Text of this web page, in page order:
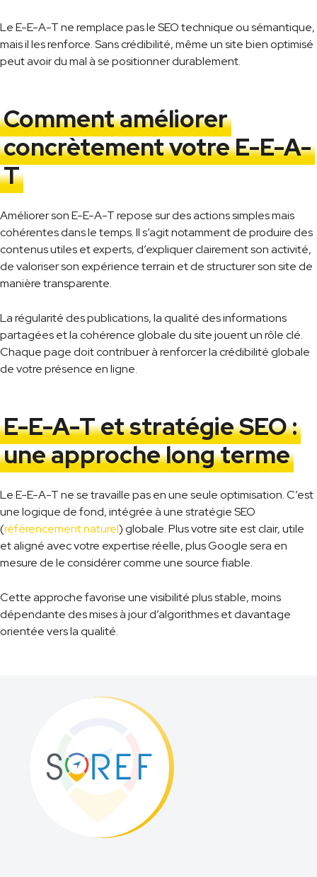
Le E-E-A-T ne remplace pas le SEO technique ou sémantique,
mais il les renforce. Sans crédibilité, même un site bien optimisé
peut avoir du mal à se positionner durablement.
Comment améliorer
concrètement votre E-E-A-
T
Améliorer son E-E-A-T repose sur des actions simples mais
cohérentes dans le temps. Il s’agit notamment de produire des
contenus utiles et experts, d’expliquer clairement son activité,
de valoriser son expérience terrain et de structurer son site de
manière transparente.
La régularité des publications, la qualité des informations
partagées et la cohérence globale du site jouent un rôle clé.
Chaque page doit contribuer à renforcer la crédibilité globale
de votre présence en ligne.
E-E-A-T et stratégie SEO :
une approche long terme
Le E-E-A-T ne se travaille pas en une seule optimisation. C’est
une logique de fond, intégrée à une stratégie SEO
(référencement naturel) globale. Plus votre site est clair, utile
et aligné avec votre expertise réelle, plus Google sera en
mesure de le considérer comme une source fiable.
Cette approche favorise une visibilité plus stable, moins
dépendante des mises à jour d’algorithmes et davantage
orientée vers la qualité.